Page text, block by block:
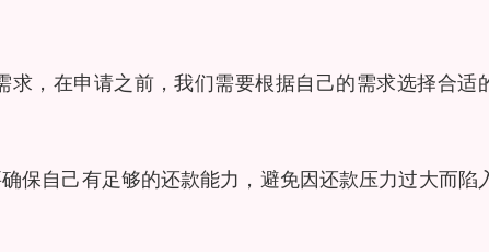
，在申请之前，我们需要根据自己的需求选择合适
保自己有足够的还款能力，避免因还款压力过大而陷